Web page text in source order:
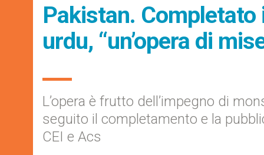
Pakistan.
urdu, “un’opera di
L’opera è frutto dell’impegno di
seguito il completamento e la
CEI e Acs